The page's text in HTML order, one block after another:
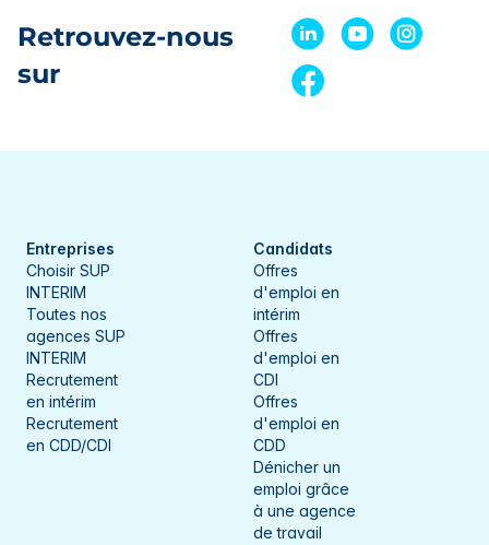
Retrouvez-nous
sur
Entreprises
Choisir SUP
INTERIM
Toutes nos
agences SUP
INTERIM
Recrutement
en intérim
Recrutement
en CDD/CDI
Candidats
Offres
d'emploi en
intérim
Offres
d'emploi en
CDI
Offres
d'emploi en
CDD
Dénicher un
emploi grâce
à une agence
de travail